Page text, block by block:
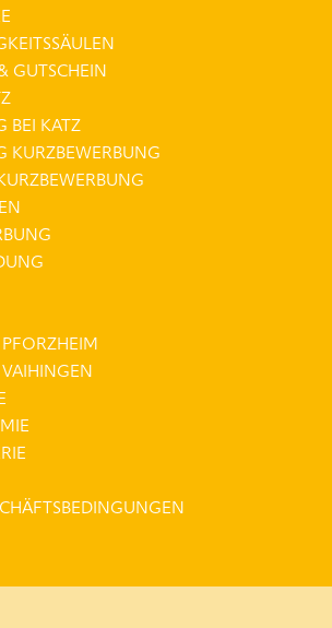
GUTSCHEIN
BEI KATZ
KURZBEWERBUNG